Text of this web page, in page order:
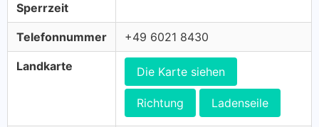
Sperrzeit
Telefonnummer +49 6021 8430
Landkarte Die Karte siehen
Richtung Ladenseile